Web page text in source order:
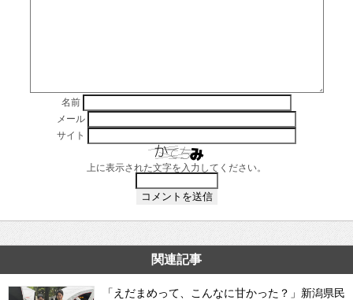
名前
メール
サイト
上に表示された文字を入力してください。
関連記事
「えだまめって、こんなに甘かった？」新潟県民